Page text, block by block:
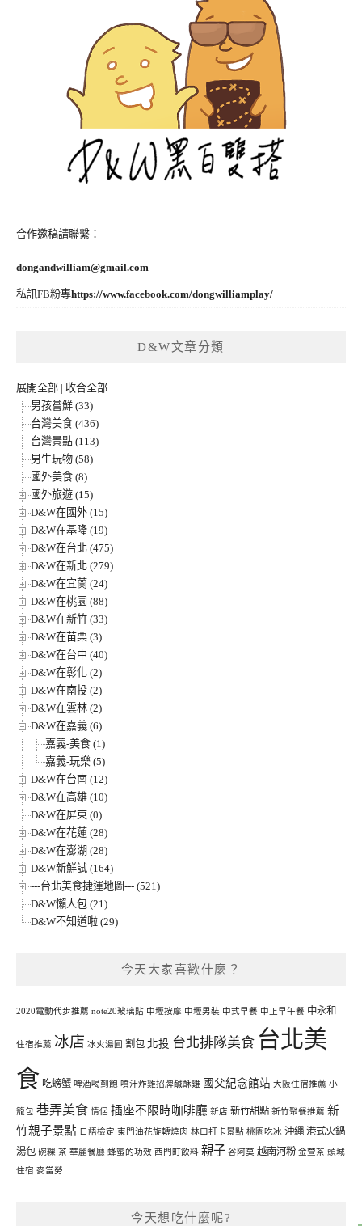
合作邀稿請聯繫：
dongandwilliam@gmail.com
私訊FB粉專https://www.facebook.com/dongwilliamplay/
D&W文章分類
展開全部 | 收合全部
男孩嘗鮮 (33)
台灣美食 (436)
台灣景點 (113)
男生玩物 (58)
國外美食 (8)
國外旅遊 (15)
D&W在國外 (15)
D&W在基隆 (19)
D&W在台北 (475)
D&W在新北 (279)
D&W在宜蘭 (24)
D&W在桃園 (88)
D&W在新竹 (33)
D&W在苗栗 (3)
D&W在台中 (40)
D&W在彰化 (2)
D&W在南投 (2)
D&W在雲林 (2)
D&W在嘉義 (6)
嘉義-美食 (1)
嘉義-玩樂 (5)
D&W在台南 (12)
D&W在高雄 (10)
D&W在屏東 (0)
D&W在花蓮 (28)
D&W在澎湖 (28)
D&W新鮮試 (164)
---台北美食捷運地圖--- (521)
D&W懶人包 (21)
D&W不知道啦 (29)
今天大家喜歡什麼？
2020電動代步推薦 note20玻璃貼 中壢按摩 中壢男裝 中式早餐 中正早午餐 中永和
住宿推薦 冰店 冰火湯圓 割包 北投 台北排隊美食 台北美
食 吃螃蟹 啤酒喝到飽 噴汁炸雞招牌鹹酥雞 國父紀念館站 大阪住宿推薦 小
籠包 巷弄美食 情侶 插座不限時咖啡廳 新店 新竹甜點 新竹聚餐推薦 新
竹親子景點 日語檢定 東門油花旋轉燒肉 林口打卡景點 桃園吃冰 沖繩 港式火鍋
湯包 碗粿 茶 華麗餐廳 蜂蜜的功效 西門町飲料 親子 谷阿莫 越南河粉 金萱茶 頭城
住宿 麥當勞
今天想吃什麼呢?